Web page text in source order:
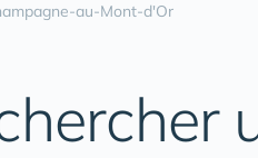
au-Mont-d'Or